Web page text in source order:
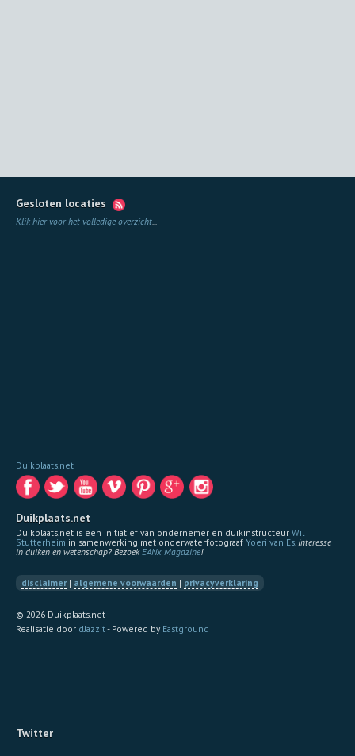
Gesloten locaties
Klik hier voor het volledige overzicht
Duikplaats.net
Duikplaats.net
Duikplaats.net is een initiatief van ondernemer en duikinstructeur Wil
Stutterheim in samenwerking met onderwaterfotograaf Yoeri van Es Interesse
in duiken en wetenschap? BezoekEANx Magazine!
disclaimer| algemene voorwaarden | privacyverklaring
© 2026 Duikplaats.net
Realisatie door dJazzit- Powered by Eastground
Twitter